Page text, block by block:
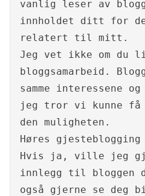
vanlig leser av
innholdet ditt for
relatert til mitt.
Jeg vet ikke om du
bloggsamarbeid.
samme interessene
jeg tror vi kunne få
den muligheten.
Høres
Hvis ja, ville jeg
innlegg til bloggen
også gjerne se deg